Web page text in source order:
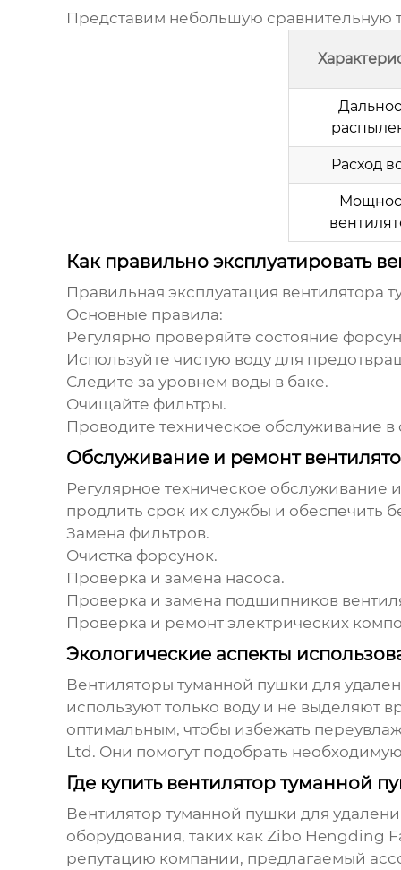
Представим небольшую сравнительную
Расход
Как правильно эксплуатировать
Правильная эксплуатация вентилятора
Основные правила:
Регулярно проверяйте состояние
Используйте чистую воду для
Следите за уровнем воды в баке.
Очищайте фильтры.
Проводите техническое обслуживание
Обслуживание и ремонт
Регулярное техническое
продлить срок их службы и обеспечить
Замена фильтров.
Очистка форсунок.
Проверка и замена насоса.
Проверка и замена подшипников
Проверка и ремонт электрических
Экологические аспекты
Вентиляторы туманной пушки для
используют только воду и не выделяют
оптимальным, чтобы избежать
Ltd. Они помогут подобрать
Где купить вентилятор туманной
Вентилятор туманной пушки для
оборудования, таких как Zibo Hengding
репутацию компании, предлагаемый